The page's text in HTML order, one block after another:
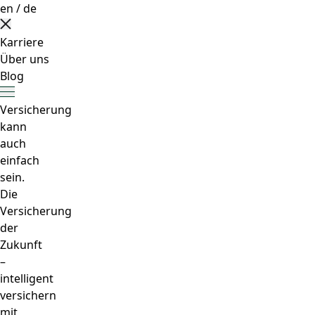
en /de
Karriere
Über uns
Blog
Versicherung
kann
auch
einfach
sein.
Die
Versicherung
der
Zukunft
–
intelligent
versichern